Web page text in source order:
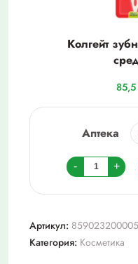
Колгейт
85,5
Аптека
-
Количество
товара
Колгейт
Classic
плюс
+
Артикул:
Категория: Косметика